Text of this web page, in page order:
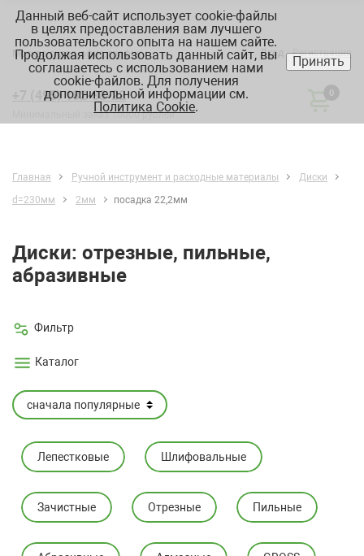
Вход Регистрация
Москва:склад, офис, график
+7 (495) 182-88-22
Минимальный заказ 10000 рублей
0
Главная Ручной инструмент и расходные материалы
Диски
d=230мм
2мм посадка 22,2мм
Диски: отрезные, пильные,
абразивные
Фильтр
Каталог
Лепестковые Шлифовальные
Зачистные Отрезные Пильные
Данный веб-сайт использует cookie-файлы
в целях предоставления вам лучшего
пользовательского опыта на нашем сайте.
Продолжая использовать данный сайт, вы
соглашаетесь с использованием нами
cookie-файлов. Для получения
дополнительной информации см.
Политика Cookie.
Принять